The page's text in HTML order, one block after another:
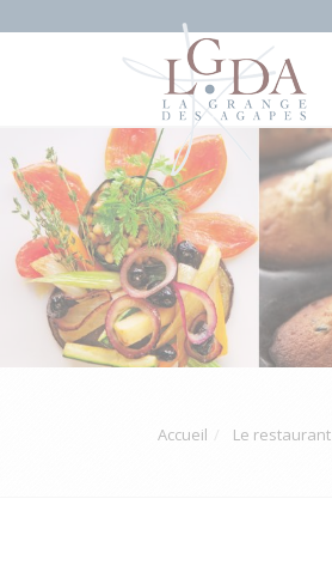
Accueil Le restaurant